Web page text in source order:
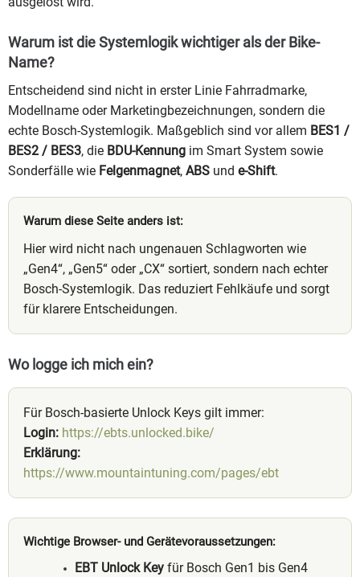
Warum ist die Systemlogik wichtiger als der Bike-
Name?
Entscheidend sind nicht in erster Linie Fahrradmarke,
Modellname oder Marketingbezeichnungen, sondern die
echte Bosch-Systemlogik. Maßgeblich sind vor allem BES1 /
BES2 / BES3, die BDU-Kennung im Smart System sowie
Sonderfälle wie Felgenmagnet, ABS und e-Shift.
Warum diese Seite anders ist:
Hier wird nicht nach ungenauen Schlagworten wie
„Gen4“, „Gen5“ oder „CX“ sortiert, sondern nach echter
Bosch-Systemlogik. Das reduziert Fehlkäufe und sorgt
für klarere Entscheidungen.
Wo logge ich mich ein?
Für Bosch-basierte Unlock Keys gilt immer:
Login: https://ebts.unlocked.bike/
Erklärung:
https://www.mountaintuning.com/pages/ebt
Wichtige Browser- und Gerätevoraussetzungen:
EBT Unlock Key für Bosch Gen1 bis Gen4